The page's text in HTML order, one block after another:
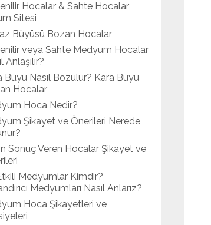
Hocalar & Sahte Hocalar
Sitesi
Büyüsü Bozan Hocalar
veya Sahte Medyum Hocalar
Anlaşılır?
Büyü Nasıl Bozulur? Kara Büyü
Hocalar
Hoca Nedir?
Şikayet ve Önerileri Nerede
Sonuç Veren Hocalar Şikayet ve
Medyumlar Kimdir?
Medyumları Nasıl Anlarız?
Hoca Şikayetleri ve